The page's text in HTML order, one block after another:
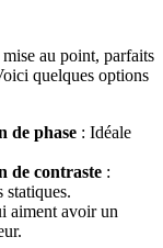
au point, parfaits
quelques options
de phase : Idéale
de contraste :
statiques.
aiment avoir un